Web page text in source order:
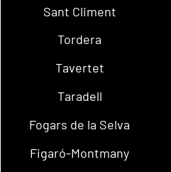
Sant Climent
Tordera
Tavertet
Taradell
Fogars de la Selva
Figaró-Montmany